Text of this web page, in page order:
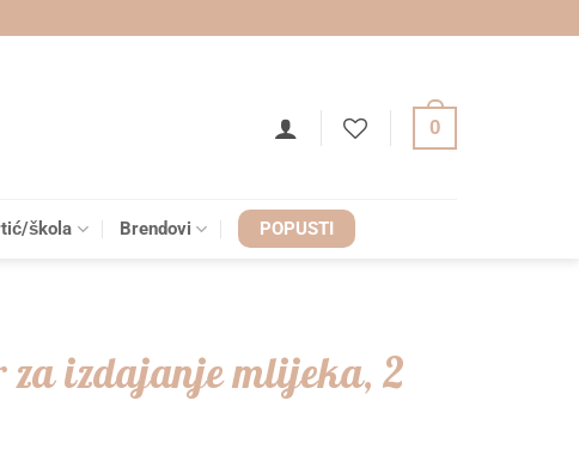
0
škola Brendovi POPUSTI
za izdajanje mlijeka, 2